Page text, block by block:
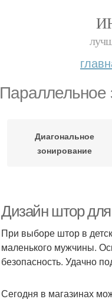
Параллельное
Диагональное
зонирование
Дизайн штор
При выборе штор в
маленького мужчины.
безопасность. Удачно
Сегодня в магазинах